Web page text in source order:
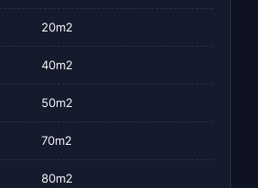
20m2
40m2
50m2
70m2
80m2